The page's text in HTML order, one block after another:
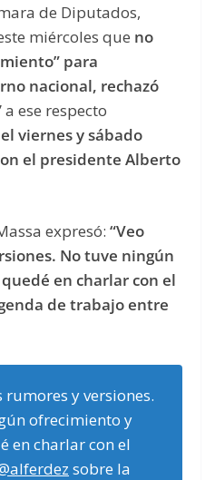
de Diputados,
miércoles que no
para
nacional, rechazó
a ese respecto
viernes y sábado
el presidente Alberto
expresó: “Veo
No tuve ningún
en charlar con el
de trabajo entre
rumores y versiones.
ofrecimiento y
en charlar con el
sobre la